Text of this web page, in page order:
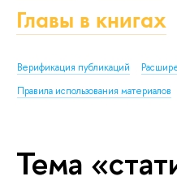
Главы в книгах
Верификация публикаций
Правила использования материалов
Тема